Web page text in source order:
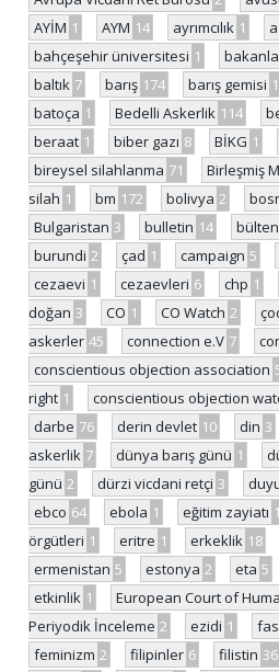
AYİM 1 AYM 14 ayrımcılık 1
bahçeşehir üniversitesi 1
baltık 7 barış 174 barış gemisi 1
batoça 1 Bedelli Askerlik 114
beraat 1 biber gazı 8 BİKG 1
bireysel silahlanma 71 Birleşmiş
silah 1 bm 172 bolivya 2
Bulgaristan 3 bulletin 14 bülten
burundi 2 çad 1 campaign 5
cezaevi 1 cezaevleri 6 chp 1
doğan 3 CO 1 CO Watch 2
askerler 45 connection e.V 7
conscientious objection association
right 1 conscientious objection
darbe 76 derin devlet 10 din 3
askerlik 7 dünya barış günü 1
günü 2 dürzi vicdani retçi 3
ebco 64 ebola 1 eğitim zayiatı 1
örgütleri 1 eritre 1 erkeklik 18
ermenistan 5 estonya 2 eta 5
etkinlik 1 European Court of
Periyodik İnceleme 2 ezidi 1 fas
feminizm 2 filipinler 6 filistin 36